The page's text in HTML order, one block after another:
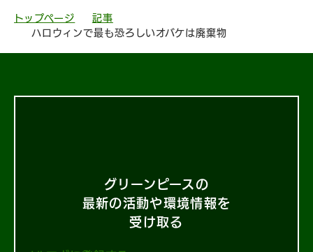
トップページ
記事
ハロウィンで最も恐ろしいオバケは廃棄物
グリーンピースの
最新の活動や環境情報を
受け取る